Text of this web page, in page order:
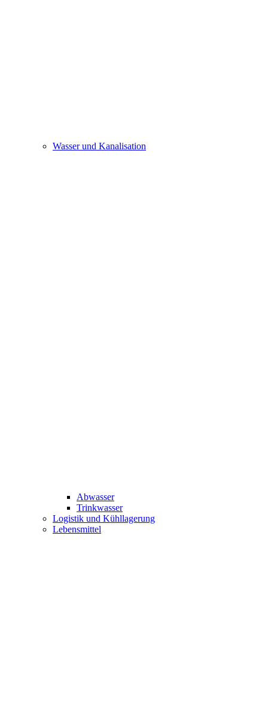
Wasser und Kanalisation
Abwasser
Trinkwasser
Logistik und Kühllagerung
Lebensmittel